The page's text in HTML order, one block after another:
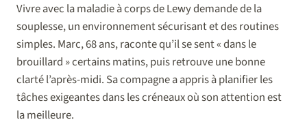
Vivre avec la maladie à corps de Lewy demande de la
souplesse, un environnement sécurisant et des routines
simples. Marc, 68 ans, raconte qu’il se sent « dans le
brouillard » certains matins, puis retrouve une bonne
clarté l’après-midi. Sa compagne a appris à planifier les
tâches exigeantes dans les créneaux où son attention est
la meilleure.